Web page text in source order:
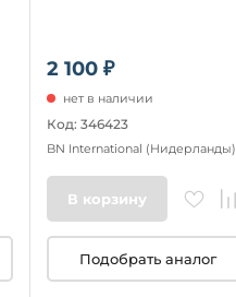
2 100 ₽
нет в наличии
Код: 346423
BN International (Нидерланды)
В корзину
Подобрать аналог